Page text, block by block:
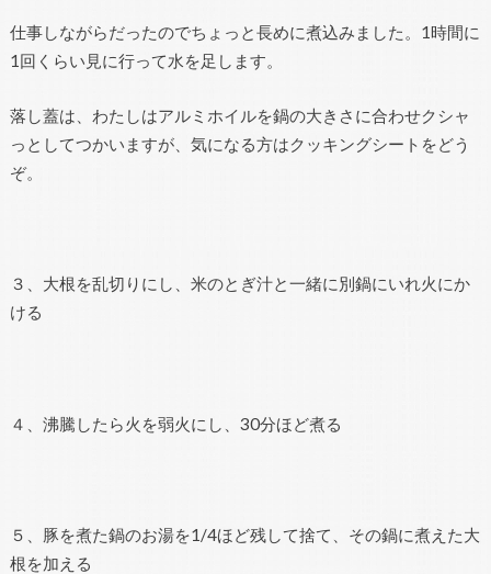
仕事しながらだったのでちょっと長めに煮込みました。1時間に
1回くらい見に行って水を足します。
落し蓋は、わたしはアルミホイルを鍋の大きさに合わせクシャ
っとしてつかいますが、気になる方はクッキングシートをどう
ぞ。
３、大根を乱切りにし、米のとぎ汁と一緒に別鍋にいれ火にか
ける
４、沸騰したら火を弱火にし、30分ほど煮る
５、豚を煮た鍋のお湯を1/4ほど残して捨て、その鍋に煮えた大
根を加える